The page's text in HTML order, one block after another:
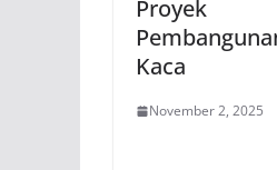
Proyek
Kaca
November 2, 2025